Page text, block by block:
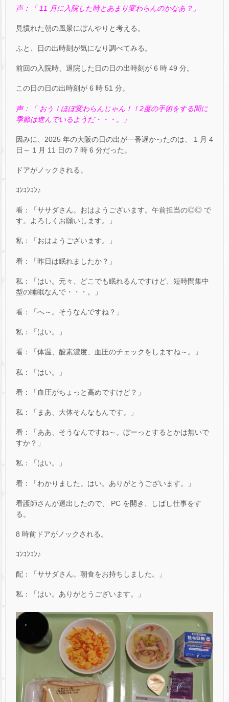
声：「 11 月に入院した時とあまり変わらんのかなあ？」
見慣れた朝の風景にぼんやりと考える。
ふと、日の出時刻が気になり調べてみる。
前回の入院時、退院した日の日の出時刻が 6 時 49 分。
この日の日の出時刻が 6 時 51 分。
声：「 おう！ほぼ変わらんじゃん！！2度の手術をする間に
季節は進んでいるようだ・・・。」
因みに、2025 年の大阪の日の出が一番遅かったのは、 1 月 4
日～ 1 月 11 日の 7 時 6 分だった。
ドアがノックされる。
ｺﾝｺﾝｺﾝ♪
看：「ササダさん。おはようございます。午前担当の◎◎ で
す。よろしくお願いします。」
私：「おはようございます。」
看：「昨日は眠れましたか？」
私：「はい。元々、どこでも眠れるんですけど、短時間集中
型の睡眠なんで・・・。」
看：「へ～。そうなんですね？」
私：「はい。」
看：「体温、酸素濃度、血圧のチェックをしますね～。」
私：「はい。」
看：「血圧がちょっと高めですけど？」
私：「まあ、大体そんなもんです。」
看：「ああ、そうなんですね～。ぼーっとするとかは無いで
すか？」
私：「はい。」
看：「わかりました。はい。ありがとうございます。」
看護師さんが退出したので、 PC を開き、しばし仕事をす
る。
8 時前ドアがノックされる。
ｺﾝｺﾝｺﾝ♪
配：「ササダさん。朝食をお持ちしました。」
私：「はい。ありがとうございます。」